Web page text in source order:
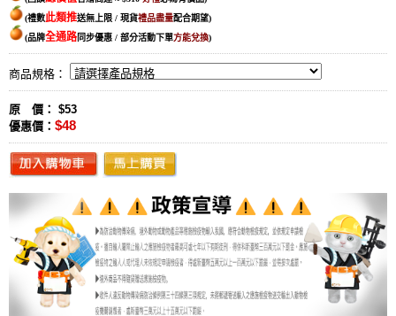
(禮數此類推送無上限 / 現貨禮品盡量配合期望)
(品牌全通路同步優惠 / 部分活動下單方能兌換)
商品規格：
原 價： $53
優惠價： $48